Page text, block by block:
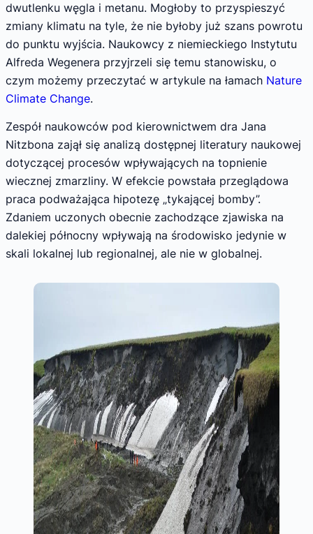
dwutlenku węgla i metanu. Mogłoby to przyspieszyć
zmiany klimatu na tyle, że nie byłoby już szans powrotu
do punktu wyjścia. Naukowcy z niemieckiego Instytutu
Alfreda Wegenera przyjrzeli się temu stanowisku, o
czym możemy przeczytać w artykule na łamach Nature
Climate Change.
Zespół naukowców pod kierownictwem dra Jana
Nitzbona zajął się analizą dostępnej literatury naukowej
dotyczącej procesów wpływających na topnienie
wiecznej zmarzliny. W efekcie powstała przeglądowa
praca podważająca hipotezę „tykającej bomby”.
Zdaniem uczonych obecnie zachodzące zjawiska na
dalekiej północny wpływają na środowisko jedynie w
skali lokalnej lub regionalnej, ale nie w globalnej.